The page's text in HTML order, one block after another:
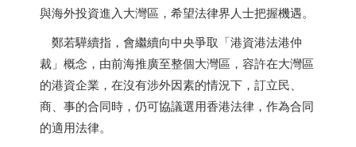
與海外投資進入大灣區，希望法律界人士把握機遇。
鄭若驊續指，會繼續向中央爭取「港資港法港仲
裁」概念，由前海推廣至整個大灣區，容許在大灣區
的港資企業，在沒有涉外因素的情況下，訂立民、
商、事的合同時，仍可協議選用香港法律，作為合同
的適用法律。